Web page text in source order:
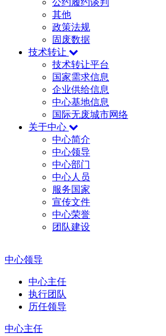
其他
政策法规
固废数据
技术转让
技术转让平台
国家需求信息
企业供给信息
中心基地信息
国际无废城市网络
关于中心
中心简介
中心领导
中心部门
中心人员
服务国家
宣传文件
中心荣誉
团队建设
中心领导
中心主任
执行团队
历任领导
中心主任